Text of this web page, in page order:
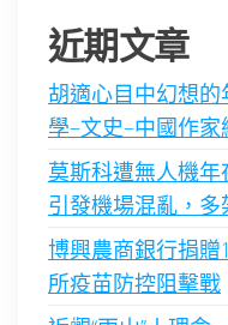
近期文章
胡適心目中幻想
學–文史–中國作家
莫斯科遭無人機年
引發機場混亂，
博興農商銀行捐贈
所疫苗防控阻擊戰